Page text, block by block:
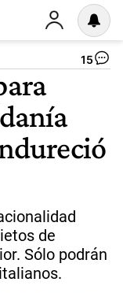
15
de
Sólo podrán